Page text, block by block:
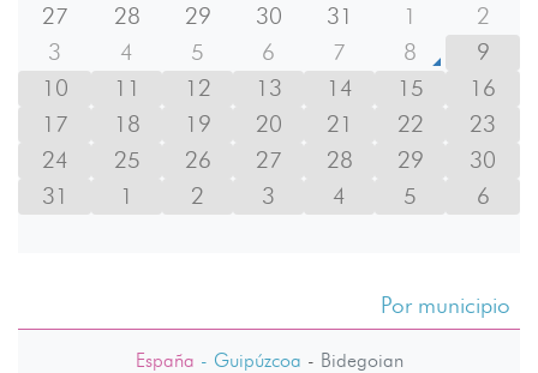
27
28 29 30 31 1
2
3
4 5 6 7 8
9
10
11 12 13 14 15
16
17
18 19 20 21 22
23
24
25 26 27 28 29
30
31
1 2 3 4 5 6
Por municipio
España - Guipúzcoa - Bidegoian